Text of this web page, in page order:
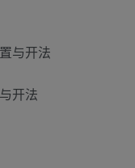
与开法
开法